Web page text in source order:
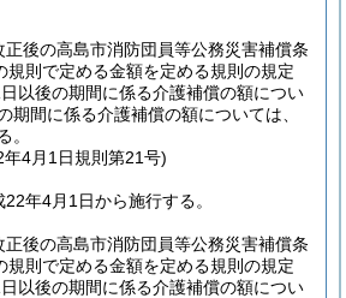
正後の高島市消防団員等公務災害補償条
規則で定める金額を定める規則の規定
以後の期間に係る介護補償の額につい
期間に係る介護補償の額については、
。
年4月1日規則第21号)
年4月1日から施行する。
正後の高島市消防団員等公務災害補償条
規則で定める金額を定める規則の規定
以後の期間に係る介護補償の額につい